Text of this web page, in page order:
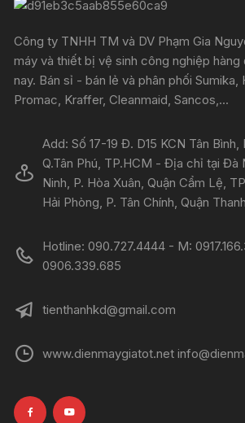
Công ty TNHH TM và DV Phạm Gia
máy và thiết bị vệ sinh công nghiệp hàng
nay. Bán sỉ - bán lẻ và phân phối Sumika,
Promac, Kraffer, Cleanmaid, Sancos,...
Add: Số 17-19 Đ. D15 KCN Tân
Q.Tân Phú, TP.HCM - Địa chỉ tại Đà
Ninh, P. Hòa Xuân, Quận Cẩm Lệ,
Hải Phòng, P. Tân Chính, Quận
Hotline: 090.727.4444 - M:
0906.339.685
tienthanhkd@gmail.com
www.dienmaygiatot.net